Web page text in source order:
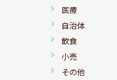
医療
自治体
飲食
小売
その他